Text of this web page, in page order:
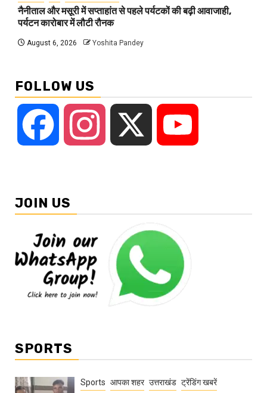
नैनीताल और मसूरी में सप्ताहांत से पहले पर्यटकों की बढ़ी आवाजाही,
पर्यटन कारोबार में लौटी रौनक
August 6, 2026 Yoshita Pandey
FOLLOW US
Facebook Instagram
JOIN US
SPORTS
Sports आपका शहर उत्तराखंड ट्रेंडिंग खबरें